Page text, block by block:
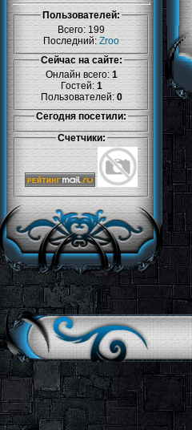
Пользователей:
Всего: 199
Последний:Zroo
Сейчас на сайте:
Онлайн всего:1
Гостей: 1
Пользователей:0
Сегодня посетили:
Счетчики: